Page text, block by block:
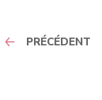
PRÉCÉDENT